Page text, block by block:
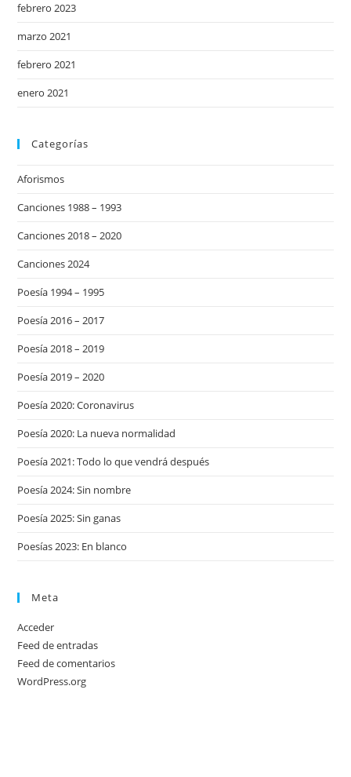
febrero 2023
marzo 2021
febrero 2021
enero 2021
Categorías
Aforismos
Canciones 1988 – 1993
Canciones 2018 – 2020
Canciones 2024
Poesía 1994 – 1995
Poesía 2016 – 2017
Poesía 2018 – 2019
Poesía 2019 – 2020
Poesía 2020: Coronavirus
Poesía 2020: La nueva normalidad
Poesía 2021: Todo lo que vendrá después
Poesía 2024: Sin nombre
Poesía 2025: Sin ganas
Poesías 2023: En blanco
Meta
Acceder
Feed de entradas
Feed de comentarios
WordPress.org